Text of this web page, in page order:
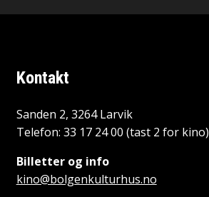
Kontakt
Sanden 2, 3264 Larvik
Telefon: 33 17 24 00 (tast 2 for kino)
Billetter og info
kino@bolgenkulturhus.no